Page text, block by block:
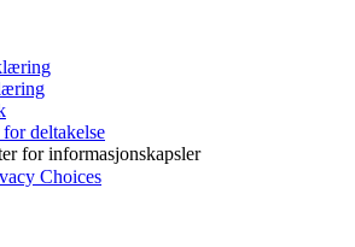
deltakelse
for informasjonskapsler
Choices